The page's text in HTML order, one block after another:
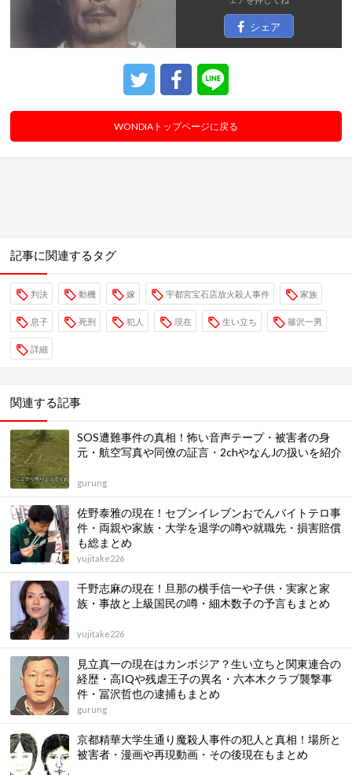
シェア
WONDIAトップページに戻る
記事に関連するタグ
判決 動機 嫁 宇都宮宝石店放火殺人事件 家族
息子 死刑 犯人 現在 生い立ち 篠沢一男
詳細
関連する記事
SOS遭難事件の真相！怖い音声テープ・被害者の身
元・航空写真や同僚の証言・2chやなんJの扱いを紹介
gurung
佐野泰雅の現在！セブンイレブンおでんバイトテロ事
件・両親や家族・大学を退学の噂や就職先・損害賠償
も総まとめ
yujitake226
千野志麻の現在！旦那の横手信一や子供・実家と家
族・事故と上級国民の噂・細木数子の予言もまとめ
yujitake226
見立真一の現在はカンボジア？生い立ちと関東連合の
経歴・高IQや残虐王子の異名・六本木クラブ襲撃事
件・冨沢哲也の逮捕もまとめ
gurung
京都精華大学生通り魔殺人事件の犯人と真相！場所と
被害者・漫画や再現動画・その後現在もまとめ